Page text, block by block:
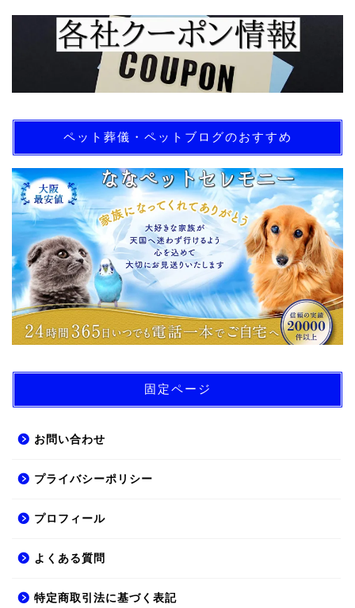
ペット葬儀・ペットブログのおすすめ
固定ページ
お問い合わせ
プライバシーポリシー
プロフィール
よくある質問
特定商取引法に基づく表記